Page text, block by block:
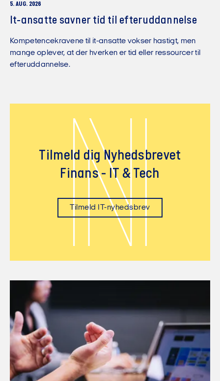
5. AUG. 2026
It-ansatte savner tid til efteruddannelse
Kompetencekravene til it-ansatte vokser hastigt, men
mange oplever, at der hverken er tid eller ressourcer til
efteruddannelse.
N
Tilmeld dig Nyhedsbrevet
Finans - IT & Tech
Tilmeld IT-nyhedsbrev